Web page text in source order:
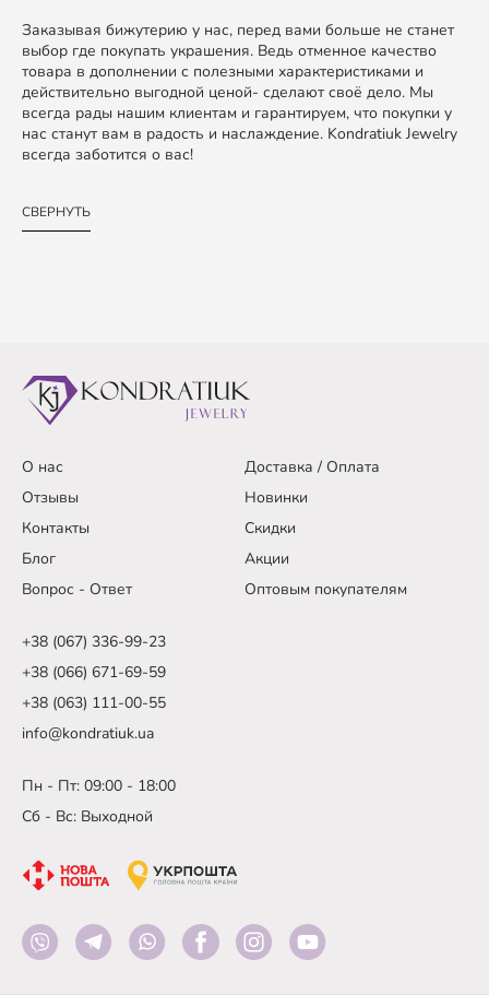
Заказывая бижутерию у нас, перед вами больше не станет
выбор где покупать украшения. Ведь отменное качество
товара в дополнении с полезными характеристиками и
действительно выгодной ценой- сделают своё дело. Мы
всегда рады нашим клиентам и гарантируем, что покупки у
нас станут вам в радость и наслаждение. Kondratiuk Jewelry
всегда заботится о вас!
СВЕРНУТЬ
О нас
Доставка / Оплата
Отзывы
Новинки
Контакты
Скидки
Блог
Акции
Вопрос - Ответ
Оптовым покупателям
+38 (067) 336-99-23
+38 (066) 671-69-59
+38 (063) 111-00-55
info@kondratiuk.ua
Пн - Пт: 09:00 - 18:00
Сб - Вс: Выходной